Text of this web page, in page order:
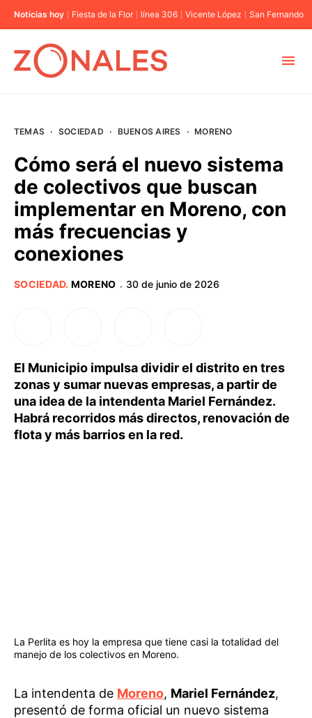
Noticias hoy Fiesta de la Flor línea 306 Vicente López San Fernando
BUENOS AIRES
PROVINCIAS
TEMAS · SOCIEDAD · BUENOS AIRES · MORENO
Cómo será el nuevo sistema
de colectivos que buscan
implementar en Moreno, con
más frecuencias y
conexiones
SOCIEDAD. MORENO · 30 de junio de 2026
El Municipio impulsa dividir el distrito en tres
zonas y sumar nuevas empresas, a partir de
una idea de la intendenta Mariel Fernández.
Habrá recorridos más directos, renovación de
flota y más barrios en la red.
La Perlita es hoy la empresa que tiene casi la totalidad del
manejo de los colectivos en Moreno.
La intendenta de Moreno, Mariel Fernández,
presentó de forma oficial un nuevo sistema